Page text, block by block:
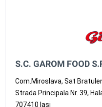
S.C. GAROM FOOD
Com.Miroslava, Sat
Strada Principala Nr. 39,
707410 Iasi